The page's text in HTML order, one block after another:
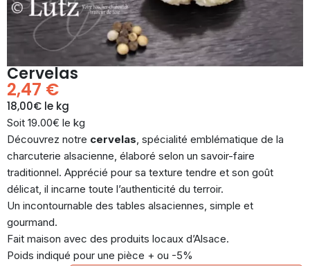
Cervelas
2,47 €
18,00€ le kg
Soit 19.00€ le kg
Découvrez notre cervelas , spécialité emblématique de la
charcuterie alsacienne, élaboré selon un savoir-faire
traditionnel. Apprécié pour sa texture tendre et son goût
délicat, il incarne toute l’authenticité du terroir.
Un incontournable des tables alsaciennes, simple et
gourmand.
Fait maison avec des produits locaux d’Alsace.
Poids indiqué pour une pièce + ou -5%